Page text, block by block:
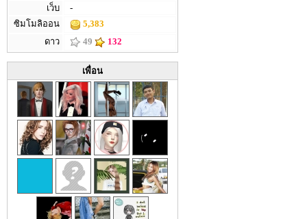
เว็บ
-
ซิมโมลิออน
5,383
ดาว
49 132
เพื่อน